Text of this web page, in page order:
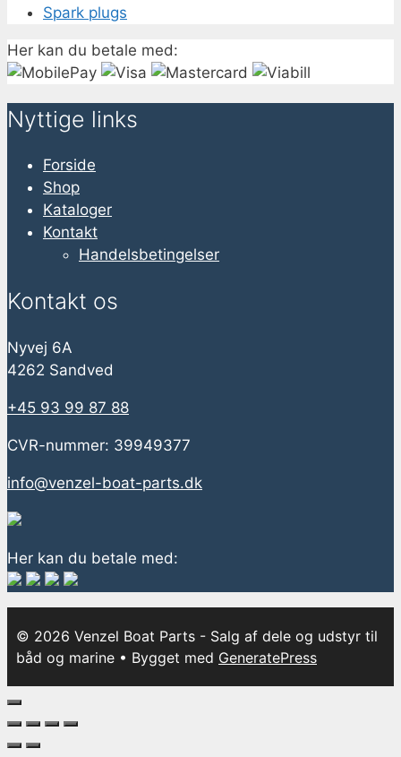
Spark plugs
Her kan du betale med:
Nyttige links
Forside
Shop
Kataloger
Kontakt
Handelsbetingelser
Kontakt os
Nyvej 6A
4262 Sandved
+45 93 99 87 88
CVR-nummer: 39949377
info@venzel-boat-parts.dk
Her kan du betale med:
© 2026 Venzel Boat Parts - Salg af dele og udstyr til
båd og marine • Bygget med GeneratePress
Luk